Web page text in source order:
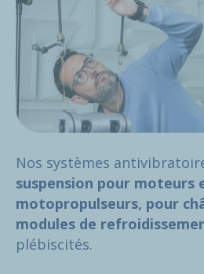
Nos systèmes
suspension pour moteurs
motopropulseurs, pour
modules de
plébiscités.